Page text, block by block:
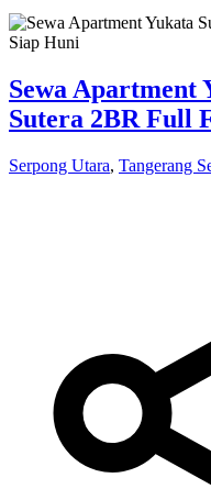
Sewa Apartment
Sutera 2BR Full
Serpong Utara, Tangerang